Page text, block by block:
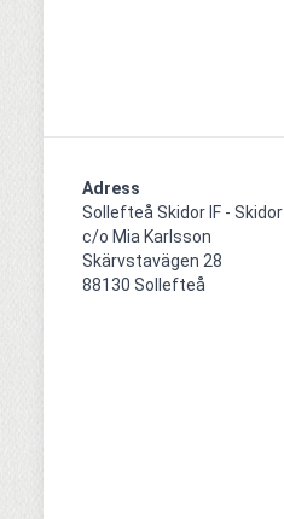
Adress
Sollefteå Skidor IF - Skidor
c/o Mia Karlsson
Skärvstavägen 28
88130 Sollefteå